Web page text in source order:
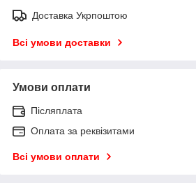
Доставка Укрпоштою
Всі умови доставки
Умови оплати
Післяплата
Оплата за реквізитами
Всі умови оплати